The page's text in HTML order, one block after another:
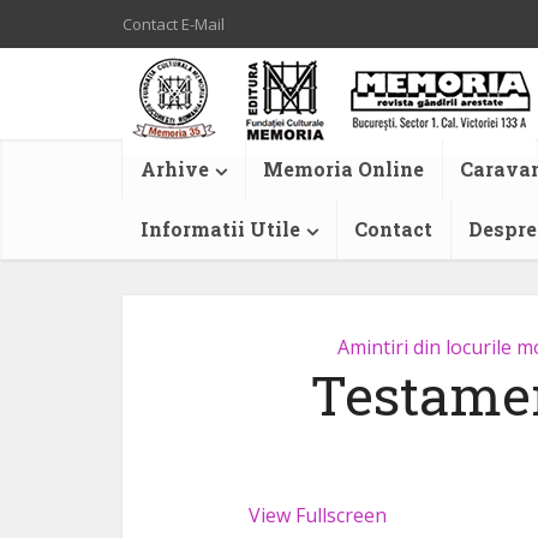
Contact E-Mail
Arhive Memoria Online
Informatii Utile Contact
Amintiri din locurile
View Fullscreen